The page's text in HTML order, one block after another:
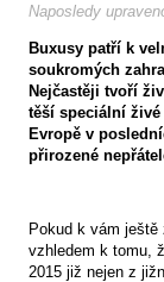
Naposledy
Buxusy patří k
soukromých
Nejčastěji tvoří
těší speciální
Evropě v
přirozené
Pokud k vám
vzhledem k tomu,
2015 již nejen z